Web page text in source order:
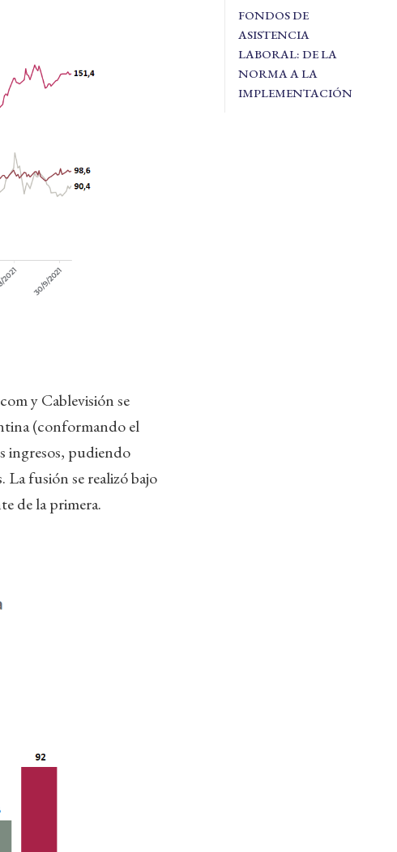
y Cablevisión se
(conformando el
ingresos, pudiendo
La fusión se realizó bajo
de la primera.
FONDOS DE
ASISTENCIA
LABORAL: DE LA
NORMA A LA
IMPLEMENTACIÓN